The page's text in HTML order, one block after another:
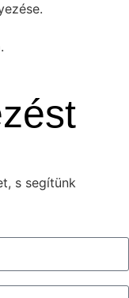
s segítünk